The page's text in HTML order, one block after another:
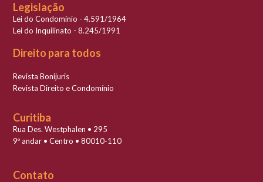
Legislação
Lei do Condomínio - 4.591/1964
Lei do Inquilinato - 8.245/1991
Direito para todos
Revista Bonijuris
Revista Direito e Condomínio
Curitiba
Rua Des. Westphalen • 295
9º andar • Centro • 80010-110
Contato